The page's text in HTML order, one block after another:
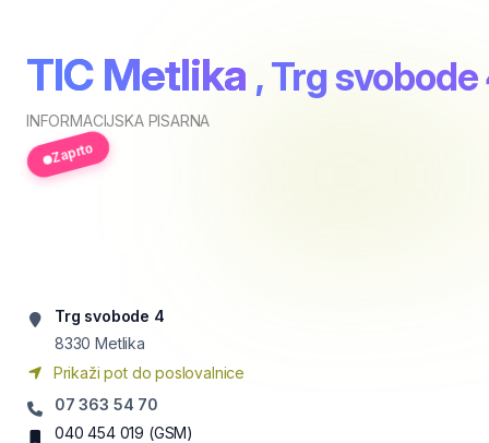
TIC Metlika , Trg svobode
INFORMACIJSKA PISARNA
Zaprto
Trg svobode 4
8330 Metlika
Prikaži pot do poslovalnice
07 363 54 70
040 454 019 (GSM)